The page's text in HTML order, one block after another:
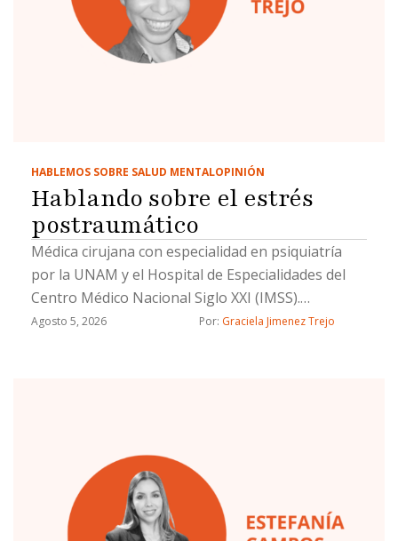
HABLEMOS SOBRE SALUD MENTALOPINIÓN
Hablando sobre el estrés
postraumático
Médica cirujana con especialidad en psiquiatría
por la UNAM y el Hospital de Especialidades del
Centro Médico Nacional Siglo XXI (IMSS).
Certificada por el Consejo Mexicano de Psiquiatría.
Agosto 5, 2026 Por: Graciela Jimenez Trejo